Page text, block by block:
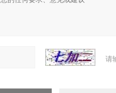
请